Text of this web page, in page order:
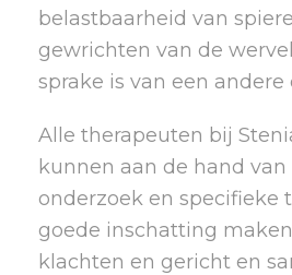
belastbaarheid van
gewrichten van de
sprake is van een andere
Alle therapeuten bij
kunnen aan de hand
onderzoek en specifieke
goede inschatting
klachten en gericht en